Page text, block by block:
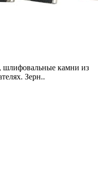
шлифовальные камни из
Зерн..